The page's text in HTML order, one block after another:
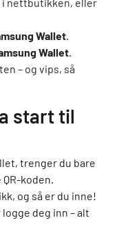
Wallet.
Wallet.
– og vips, så
start til
trenger du bare
koden.
og så er du inne!
deg inn – alt